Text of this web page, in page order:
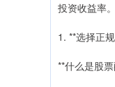
投资收益率。
1. **选择正
**什么是股